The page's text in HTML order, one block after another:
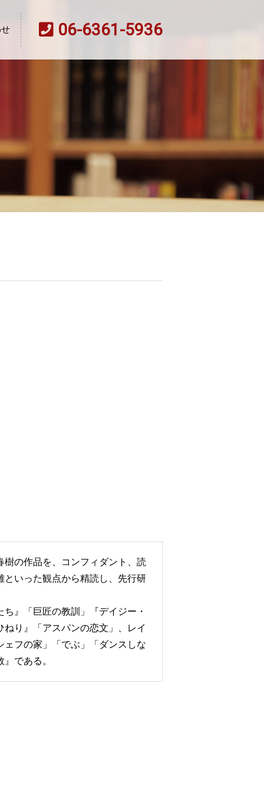
06-6361-5936
の作品を、コンフィダント、読
いった観点から精読し、先行研
』「巨匠の教訓」『デイジー・
り』「アスパンの恋文」、レイ
フの家」「でぶ」「ダンスしな
である。